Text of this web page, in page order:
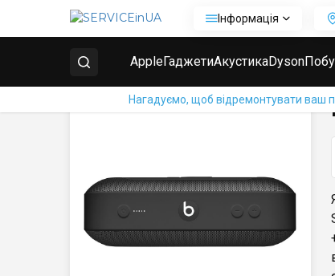
Інформація
AppleГаджетиАкустикаDyson
Нагадуємо, щоб відремонтувати ваш
Головна Ремонт колонок Beats Beats Pill